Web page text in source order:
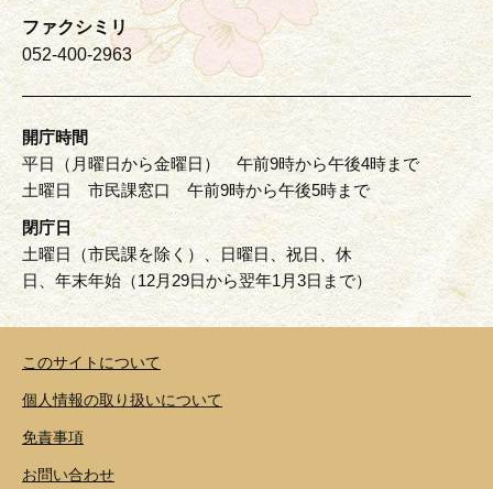
ファクシミリ
052-400-2963
開庁時間
平日（月曜日から金曜日） 午前9時から午後4時まで
土曜日 市民課窓口 午前9時から午後5時まで
閉庁日
土曜日（市民課を除く）、日曜日、祝日、休
日、年末年始（12月29日から翌年1月3日まで）
このサイトについて
個人情報の取り扱いについて
免責事項
お問い合わせ